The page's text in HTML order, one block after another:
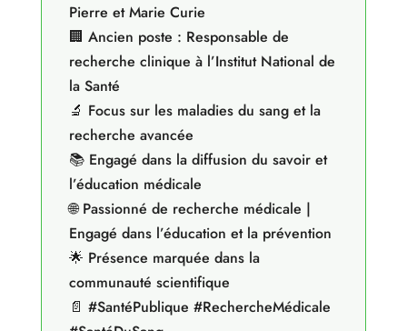
Pierre et Marie Curie
🏢 Ancien poste : Responsable de
recherche clinique à l’Institut National de
la Santé
🔬 Focus sur les maladies du sang et la
recherche avancée
📚 Engagé dans la diffusion du savoir et
l’éducation médicale
🌐 Passionné de recherche médicale |
Engagé dans l’éducation et la prévention
🌟 Présence marquée dans la
communauté scientifique
📄 #SantéPublique #RechercheMédicale